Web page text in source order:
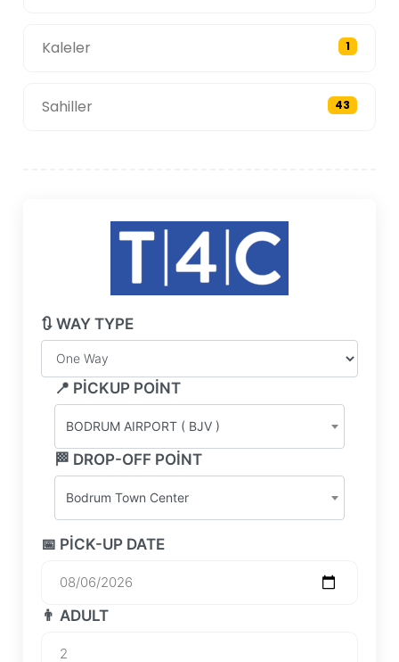
Kaleler 1
Sahiller 43
🔃 WAY TYPE
📍 PICKUP POINT
BODRUM AIRPORT ( BJV )
🏁 DROP-OFF POINT
Bodrum Town Center
📅 PICK-UP DATE
👨 ADULT